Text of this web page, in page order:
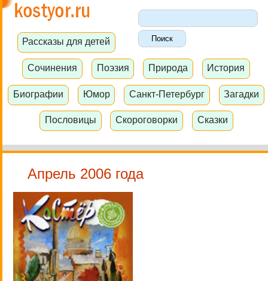
Рассказы для детей
Сочинения Поэзия Природа История
Биографии Юмор Санкт-Петербург Загадки
Пословицы Скороговорки Сказки
Апрель 2006 года